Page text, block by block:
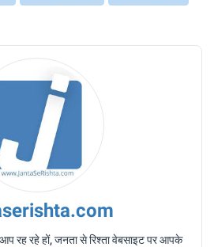
रह रहे हों, जनता से रिश्ता वेबसाइट पर आपके